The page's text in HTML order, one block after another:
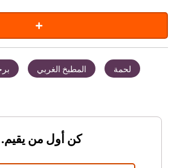
لحمة المطبخ الغربي
كن أول من يقيم.